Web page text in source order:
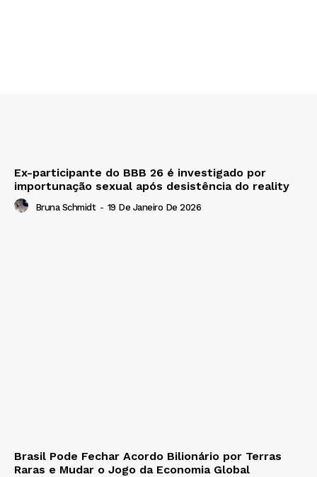
Ex-participante do BBB 26 é investigado por
importunação sexual após desistência do reality
Bruna Schmidt - 19 De Janeiro De 2026
Brasil Pode Fechar Acordo Bilionário por Terras
Raras e Mudar o Jogo da Economia Global